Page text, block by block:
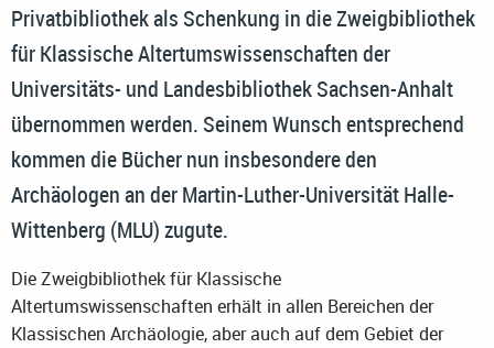
Privatbibliothek als Schenkung in die Zweigbibliothek
für Klassische Altertumswissenschaften der
Universitäts- und Landesbibliothek Sachsen-Anhalt
übernommen werden. Seinem Wunsch entsprechend
kommen die Bücher nun insbesondere den
Archäologen an der Martin-Luther-Universität Halle-
Wittenberg (MLU) zugute.
Die Zweigbibliothek für Klassische
Altertumswissenschaften erhält in allen Bereichen der
Klassischen Archäologie, aber auch auf dem Gebiet der